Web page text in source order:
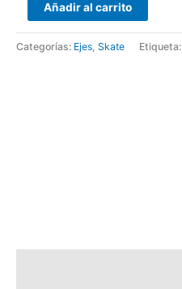
Añadir al carrito
Categorías: Ejes, Skate Etiqueta: